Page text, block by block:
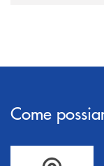
Come
Accedi all' elenco